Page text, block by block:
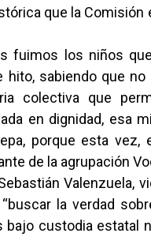
que la Comisión
fuimos los niños
hito, sabiendo que
colectiva que
en dignidad, esa
porque esta vez,
de la agrupación
Valenzuela,
la verdad
bajo custodia estatal